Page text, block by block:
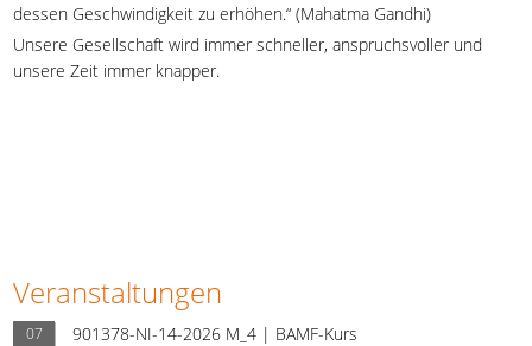
dessen Geschwindigkeit zu erhöhen.“ (Mahatma Gandhi)
Unsere Gesellschaft wird immer schneller, anspruchsvoller und
unsere Zeit immer knapper.
Veranstaltungen
07
901378-NI-14-2026 M_4 | BAMF-Kurs